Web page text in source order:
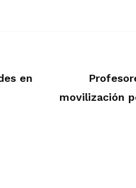
en
movilización